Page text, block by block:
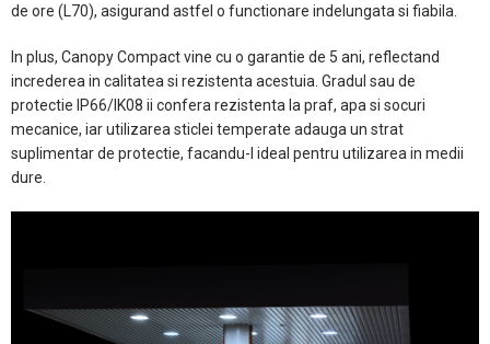
de ore (L70), asigurand astfel o functionare indelungata si fiabila.
In plus, Canopy Compact vine cu o garantie de 5 ani, reflectand
increderea in calitatea si rezistenta acestuia. Gradul sau de
protectie IP66/IK08 ii confera rezistenta la praf, apa si socuri
mecanice, iar utilizarea sticlei temperate adauga un strat
suplimentar de protectie, facandu-l ideal pentru utilizarea in medii
dure.